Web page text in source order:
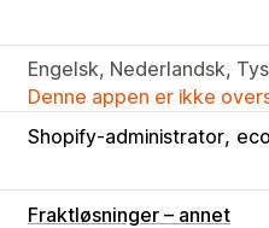
Engelsk, Nederlandsk,
Denne appen er ikke
Shopify-administrator
Fraktløsninger – annet